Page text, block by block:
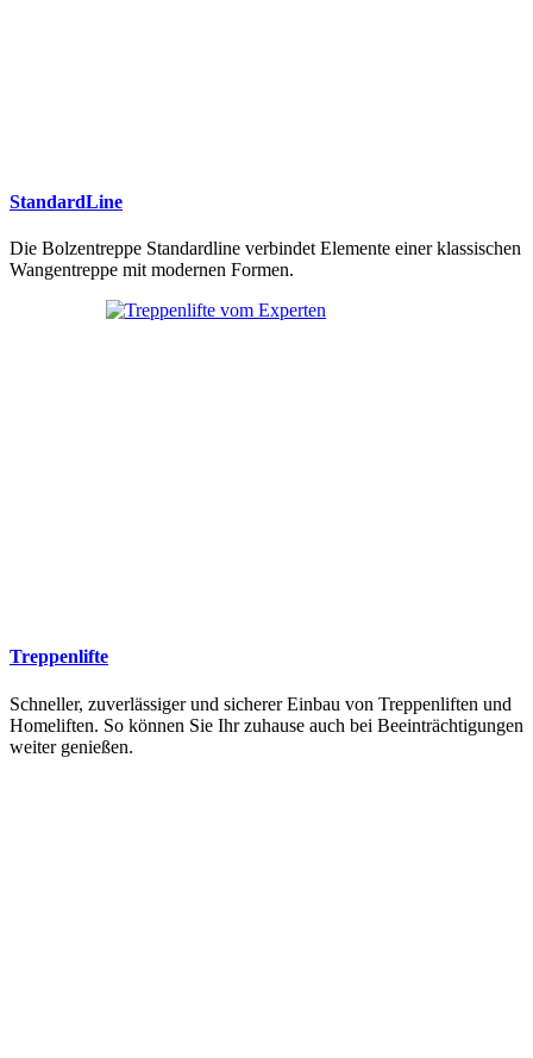
StandardLine
Die Bolzentreppe Standardline verbindet Elemente einer klassischen
Wangentreppe mit modernen Formen.
Treppenlifte
Schneller, zuverlässiger und sicherer Einbau von Treppenliften und
Homeliften. So können Sie Ihr zuhause auch bei Beeinträchtigungen
weiter genießen.